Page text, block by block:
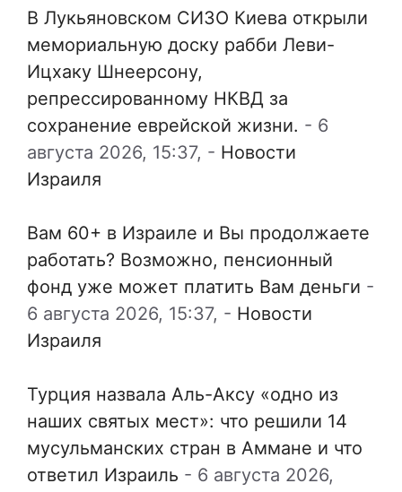
В Лукьяновском СИЗО Киева открыли
мемориальную доску рабби Леви-
Ицхаку Шнеерсону,
репрессированному НКВД за
сохранение еврейской жизни. - 6
августа 2026, 15:37, - Новости
Израиля
Вам 60+ в Израиле и Вы продолжаете
работать? Возможно, пенсионный
фонд уже может платить Вам деньги -
6 августа 2026, 15:37, - Новости
Израиля
Турция назвала Аль-Аксу «одно из
наших святых мест»: что решили 14
мусульманских стран в Аммане и что
ответил Израиль - 6 августа 2026,